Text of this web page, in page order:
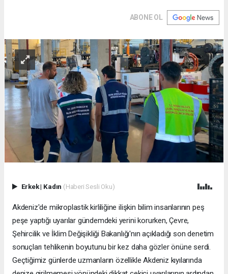
ABONE OL
Erkek| Kadın (Haberi Sesli Oku)
Akdeniz'de mikroplastik kirliliğine ilişkin bilim insanlarının peş
peşe yaptığı uyarılar gündemdeki yerini korurken, Çevre,
Şehircilik ve İklim Değişikliği Bakanlığı'nın açıkladığı son denetim
sonuçları tehlikenin boyutunu bir kez daha gözler önüne serdi.
Geçtiğimiz günlerde uzmanların özellikle Akdeniz kıyılarında